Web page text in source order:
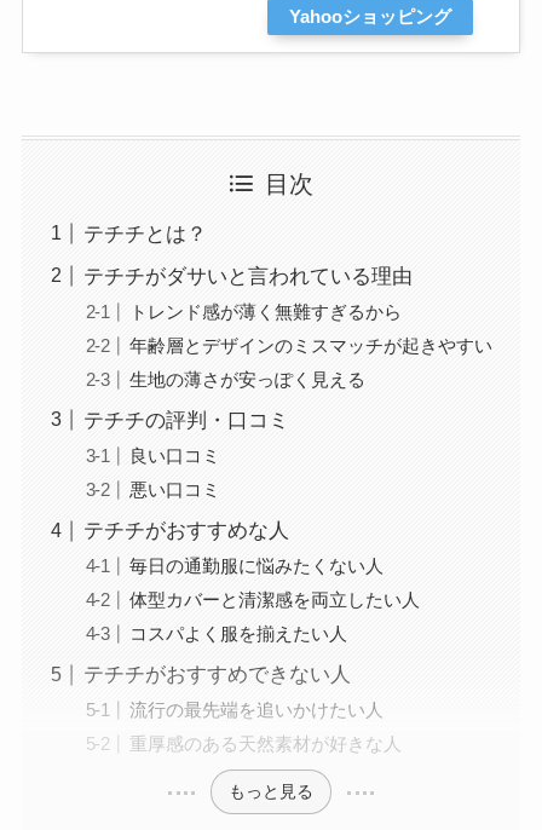
Yahooショッピング
目次
テチチとは？
テチチがダサいと言われている理由
トレンド感が薄く無難すぎるから
年齢層とデザインのミスマッチが起きやすい
生地の薄さが安っぽく見える
テチチの評判・口コミ
良い口コミ
悪い口コミ
テチチがおすすめな人
毎日の通勤服に悩みたくない人
体型カバーと清潔感を両立したい人
コスパよく服を揃えたい人
テチチがおすすめできない人
流行の最先端を追いかけたい人
重厚感のある天然素材が好きな人
もっと見る